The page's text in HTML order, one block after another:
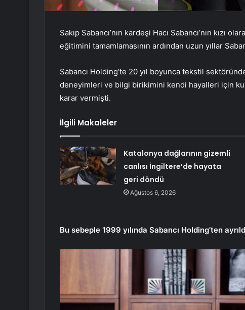
Sakıp Sabancı’nın kardeşi Hacı Sabancı’nın kızı
eğitimini tamamlamasının ardından uzun yıllar
Sabancı Holding’te 20 yıl boyunca tekstil
deneyimleri ve bilgi birikimini kendi hayalleri için
karar vermişti.
İlgili Makaleler
Katalonya dağlarının gizemli
canlısı İngiltere’de hayata
geri döndü
Ağustos 6, 2026
Bu sebeple 1999 yılında Sabancı Holding’ten